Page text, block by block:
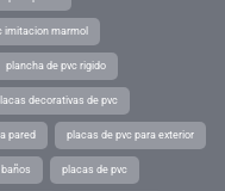
imitacion marmol
plancha de pvc rigido
decorativas de pvc
pared placas de pvc para exterior
placas de pvc